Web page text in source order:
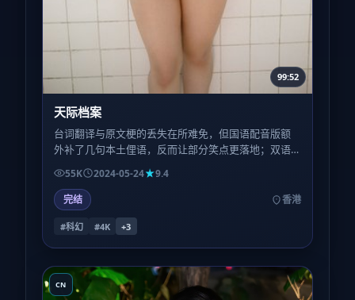
99:52
天际档案
台词翻译与原文梗的丢失在所难免，但国语配音版额
外补了几句本土俚语，反而让部分笑点更落地；双语
观众可对比两版，体验「平行宇宙」式的微妙差异。
55K 2024-05-24
9.4
完结
香港
#科幻 #4K +3
CN